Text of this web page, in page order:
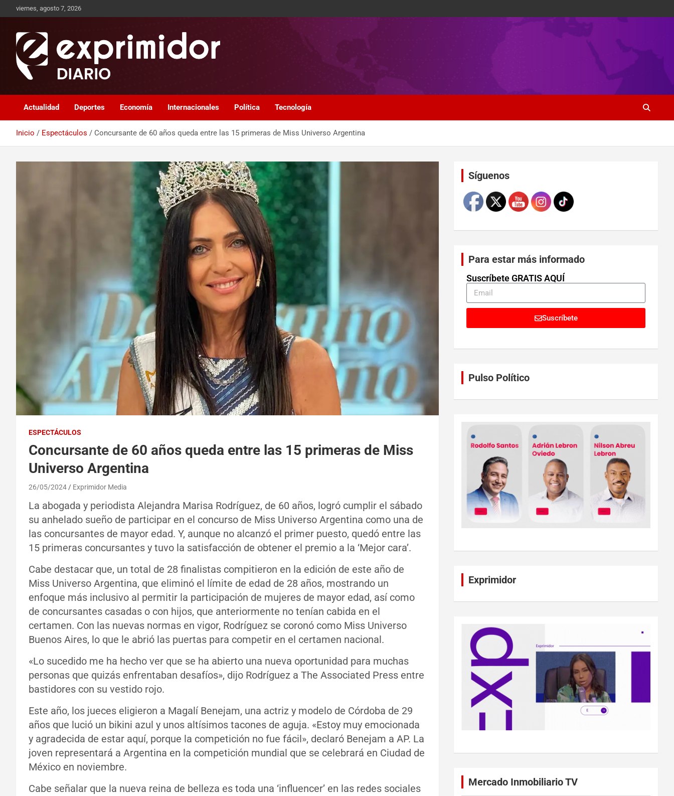
viernes, agosto 7, 2026
Exprimidor media
Actualidad Deportes Economía Internacionales Política Tecnología
Inicio Espectáculos Concursante de 60 años queda entre las 15 primeras de Miss Universo Argentina
ESPECTÁCULOS
Concursante de 60 años queda entre las 15 primeras de Miss
Universo Argentina
26/05/2024 Exprimidor Media
La abogada y periodista Alejandra Marisa Rodríguez, de 60 años, logró cumplir el sábado
su anhelado sueño de participar en el concurso de Miss Universo Argentina como una de
las concursantes de mayor edad. Y, aunque no alcanzó el primer puesto, quedó entre las
15 primeras concursantes y tuvo la satisfacción de obtener el premio a la ‘Mejor cara’.
Cabe destacar que, un total de 28 finalistas compitieron en la edición de este año de
Miss Universo Argentina, que eliminó el límite de edad de 28 años, mostrando un
enfoque más inclusivo al permitir la participación de mujeres de mayor edad, así como
de concursantes casadas o con hijos, que anteriormente no tenían cabida en el
certamen. Con las nuevas normas en vigor, Rodríguez se coronó como Miss Universo
Buenos Aires, lo que le abrió las puertas para competir en el certamen nacional.
«Lo sucedido me ha hecho ver que se ha abierto una nueva oportunidad para muchas
personas que quizás enfrentaban desafíos», dijo Rodríguez a The Associated Press entre
bastidores con su vestido rojo.
Este año, los jueces eligieron a Magalí Benejam, una actriz y modelo de Córdoba de 29
años que lució un bikini azul y unos altísimos tacones de aguja. «Estoy muy emocionada
y agradecida de estar aquí, porque la competición no fue fácil», declaró Benejam a AP. La
joven representará a Argentina en la competición mundial que se celebrará en Ciudad de
México en noviembre.
Cabe señalar que la nueva reina de belleza es toda una ‘influencer’ en las redes sociales
SíguenosSet Youtube Channel ID
Para estar más informado
Suscríbete GRATIS AQUÍ
Suscríbete
Pulso Político
Exprimidor
Mercado Inmobiliario TV